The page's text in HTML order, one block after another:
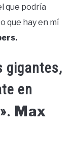
que podría
que hay en mí
gigantes,
en
Max